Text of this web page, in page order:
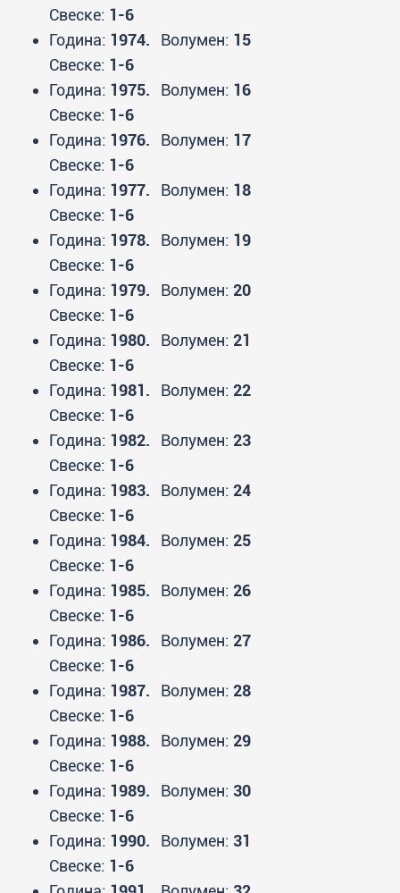
Свеске: 1-6
Година: 1974. Волумен: 15
Свеске: 1-6
Година: 1975. Волумен: 16
Свеске: 1-6
Година: 1976. Волумен: 17
Свеске: 1-6
Година: 1977. Волумен: 18
Свеске: 1-6
Година: 1978. Волумен: 19
Свеске: 1-6
Година: 1979. Волумен: 20
Свеске: 1-6
Година: 1980. Волумен: 21
Свеске: 1-6
Година: 1981. Волумен: 22
Свеске: 1-6
Година: 1982. Волумен: 23
Свеске: 1-6
Година: 1983. Волумен: 24
Свеске: 1-6
Година: 1984. Волумен: 25
Свеске: 1-6
Година: 1985. Волумен: 26
Свеске: 1-6
Година: 1986. Волумен: 27
Свеске: 1-6
Година: 1987. Волумен: 28
Свеске: 1-6
Година: 1988. Волумен: 29
Свеске: 1-6
Година: 1989. Волумен: 30
Свеске: 1-6
Година: 1990. Волумен: 31
Свеске: 1-6